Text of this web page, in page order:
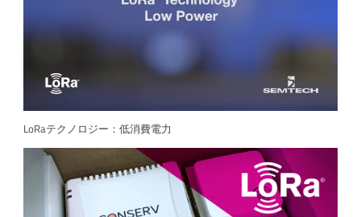
LoRaテクノロジー：低消費電力